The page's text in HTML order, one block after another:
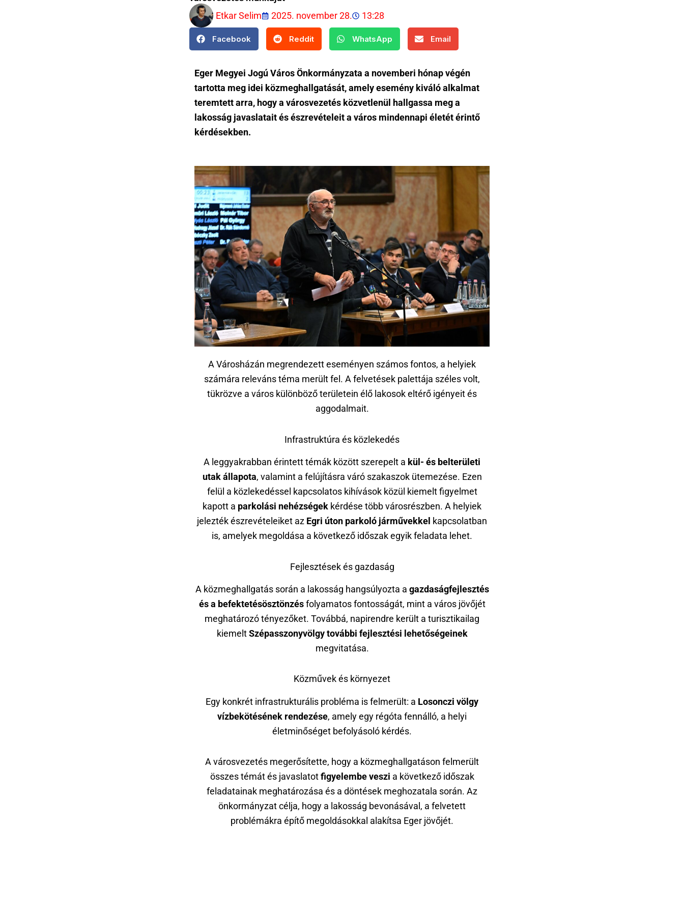
Etkar Selim
2025. november 28. 13:28
Facebook Reddit WhatsApp Email
Eger Megyei Jogú Város Önkormányzata a novemberi hónap végén
tartotta meg idei közmeghallgatását, amely esemény kiváló alkalmat
teremtett arra, hogy a városvezetés közvetlenül hallgassa meg a
lakosság javaslatait és észrevételeit a város mindennapi életét érintő
kérdésekben.
A Városházán megrendezett eseményen számos fontos, a helyiek
számára releváns téma merült fel. A felvetések palettája széles volt,
tükrözve a város különböző területein élő lakosok eltérő igényeit és
aggodalmait.
Infrastruktúra és közlekedés
A leggyakrabban érintett témák között szerepelt a kül- és belterületi
utak állapota, valamint a felújításra váró szakaszok ütemezése. Ezen
felül a közlekedéssel kapcsolatos kihívások közül kiemelt figyelmet
kapott a parkolási nehézségek kérdése több városrészben. A helyiek
jelezték észrevételeiket az Egri úton parkoló járművekkel kapcsolatban
is, amelyek megoldása a következő időszak egyik feladata lehet.
Fejlesztések és gazdaság
A közmeghallgatás során a lakosság hangsúlyozta a gazdaságfejlesztés
és a befektetésösztönzésfolyamatos fontosságát, mint a város jövőjét
meghatározó tényezőket. Továbbá, napirendre került a turisztikailag
kiemeltSzépasszonyvölgy további fejlesztési lehetőségeinek
megvitatása.
Közművek és környezet
Egy konkrét infrastrukturális probléma is felmerült: a Losonczi völgy
vízbekötésének rendezése, amely egy régóta fennálló, a helyi
életminőséget befolyásoló kérdés.
A városvezetés megerősítette, hogy a közmeghallgatáson felmerült
összes témát és javaslatotfigyelembe veszi a következő időszak
feladatainak meghatározása és a döntések meghozatala során. Az
önkormányzat célja, hogy a lakosság bevonásával, a felvetett
problémákra építő megoldásokkal alakítsa Eger jövőjét.